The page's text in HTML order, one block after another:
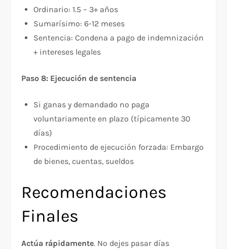
Ordinario: 1.5 – 3+ años
Sumarísimo: 6-12 meses
Sentencia: Condena a pago de indemnización
+ intereses legales
Paso 8: Ejecución de sentencia
Si ganas y demandado no paga
voluntariamente en plazo (típicamente 30
días)
Procedimiento de ejecución forzada: Embargo
de bienes, cuentas, sueldos
Recomendaciones
Finales
Actúa rápidamente. No dejes pasar días